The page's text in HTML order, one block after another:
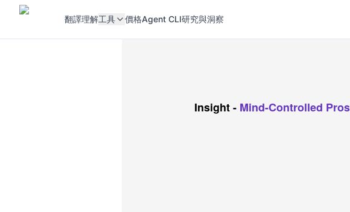
翻譯理解工具 價格Agent CLI研究與洞察
Insight- Mind-Controlled